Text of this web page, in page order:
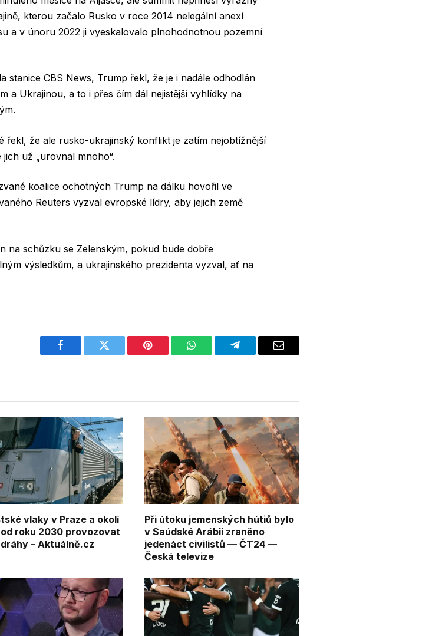
kterou začalo Rusko v roce 2014 nelegální anexí
a v únoru 2022 ji vyeskalovalo plnohodnotnou pozemní
CBS News, Trump řekl, že je i nadále odhodlán
a Ukrajinou, a to i přes čím dál nejistější vyhlídky na
řekl, že ale rusko-ukrajinský konflikt je zatím nejobtížnější
už „urovnal mnoho“.
koalice ochotných Trump na dálku hovořil ve
Reuters vyzval evropské lídry, aby jejich země
na schůzku se Zelenským, pokud bude dobře
výsledkům, a ukrajinského prezidenta vyzval, ať na
Facebook Twitter Pinterest WhatsAppTelegram Email
vlaky v Praze a okolí
roku 2030 provozovat
– Aktuálně.cz
Při útoku jemenských hútiů bylo
v Saúdské Arábii zraněno
jedenáct civilistů — ČT24 —
Česká televize